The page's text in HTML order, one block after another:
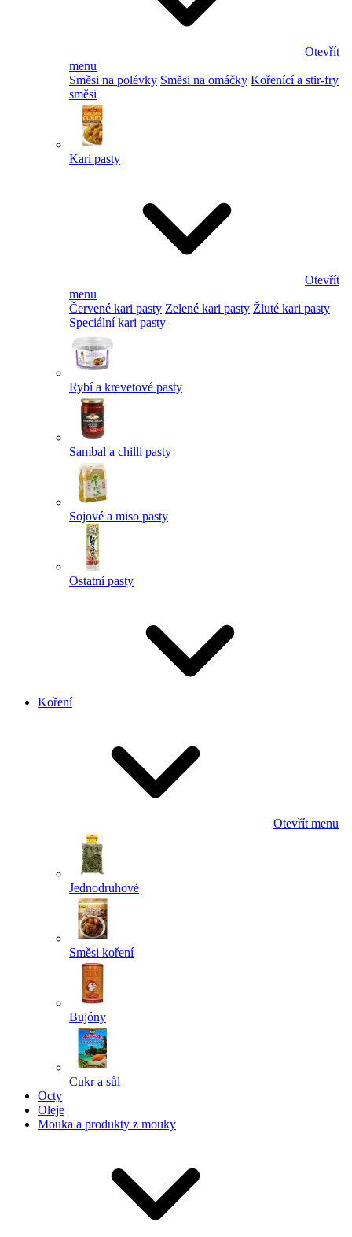
Otevřít
menu
Směsi na polévky Směsi na omáčky Kořenící a stir-fry
směsi
Kari pasty
Otevřít
menu
Červené kari pasty Zelené kari pasty Žluté kari pasty
Speciální kari pasty
Rybí a krevetové pasty
Sambal a chilli pasty
Sojové a miso pasty
Ostatní pasty
Koření
Otevřít menu
Jednodruhové
Směsi koření
Bujóny
Cukr a sůl
Octy
Oleje
Mouka a produkty z mouky